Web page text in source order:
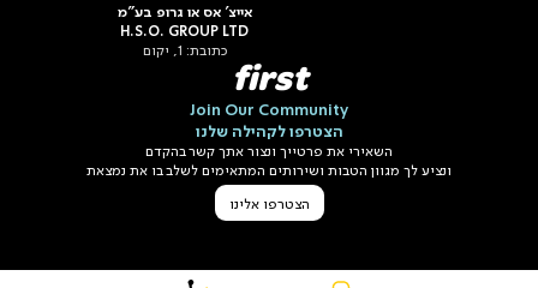
אייצ' אס או גרופ בע"מ
H.S.O. GROUP LTD
כתובת: 1, יקום
first
Join Our Community
הצטרפו לקהילה שלנו
השאירי את פרטייך ונצור אתך קשר בהקדם
ונציע לך מגוון הטבות ושירותים המתאימים לשלב בו את נמצאת
הצטרפו אלינו